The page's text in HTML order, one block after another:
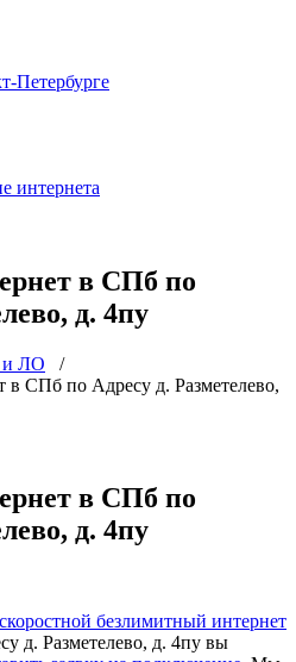
Петербурге
интернета
в СПб по
д. 4пу
и ЛО /
СПб по Адресу д. Разметелево,
в СПб по
д. 4пу
безлимитный интернет
д. Разметелево, д. 4пу вы